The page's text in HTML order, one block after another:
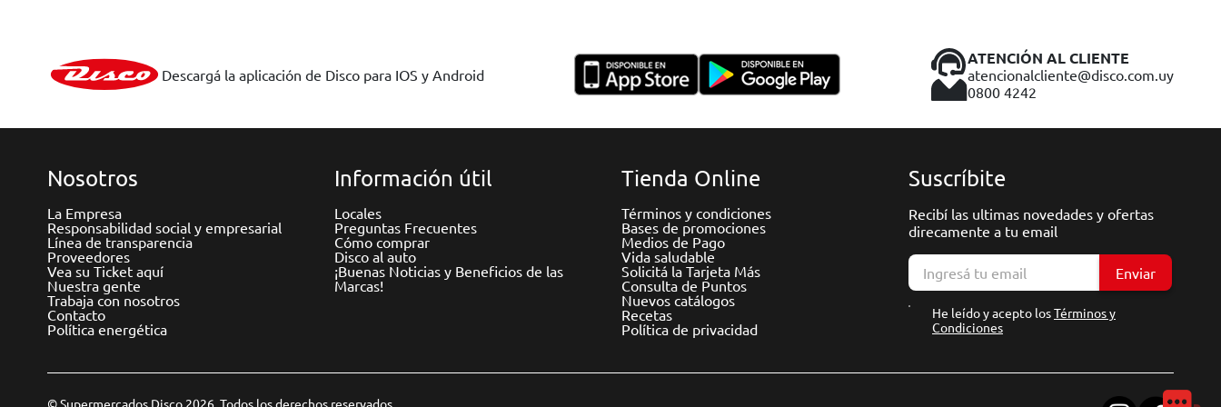
Descargá la aplicación de Disco para IOS y Android
ATENCIÓN AL CLIENTE
atencionalcliente@disco.com.uy
0800 4242
Nosotros
La Empresa
Responsabilidad social y empresarial
Línea de transparencia
Proveedores
Vea su Ticket aquí
Nuestra gente
Trabaja con nosotros
Contacto
Política energética
Información útil
Locales
Preguntas Frecuentes
Cómo comprar
Disco al auto
¡Buenas Noticias y Beneficios de las
Marcas!
Tienda Online
Términos y condiciones
Bases de promociones
Medios de Pago
Vida saludable
Solicitá la Tarjeta Más
Consulta de Puntos
Nuevos catálogos
Recetas
Política de privacidad
Suscríbite
Recibí las ultimas novedades y ofertas
direcamente a tu email
Enviar
He leído y acepto losTérminos y
Condiciones
© Supermercados Disco 2026. Todos los derechos reservados